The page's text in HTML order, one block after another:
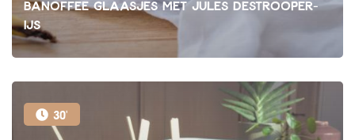
Banoffee glaasjes met Jules Destrooper-
ijs
30'